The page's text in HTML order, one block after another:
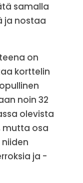
samalla
ja nostaa
on
korttelin
noin 32
olevista
mutta osa
ja -